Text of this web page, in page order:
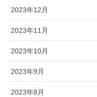
2023年12月
2023年11月
2023年10月
2023年9月
2023年8月